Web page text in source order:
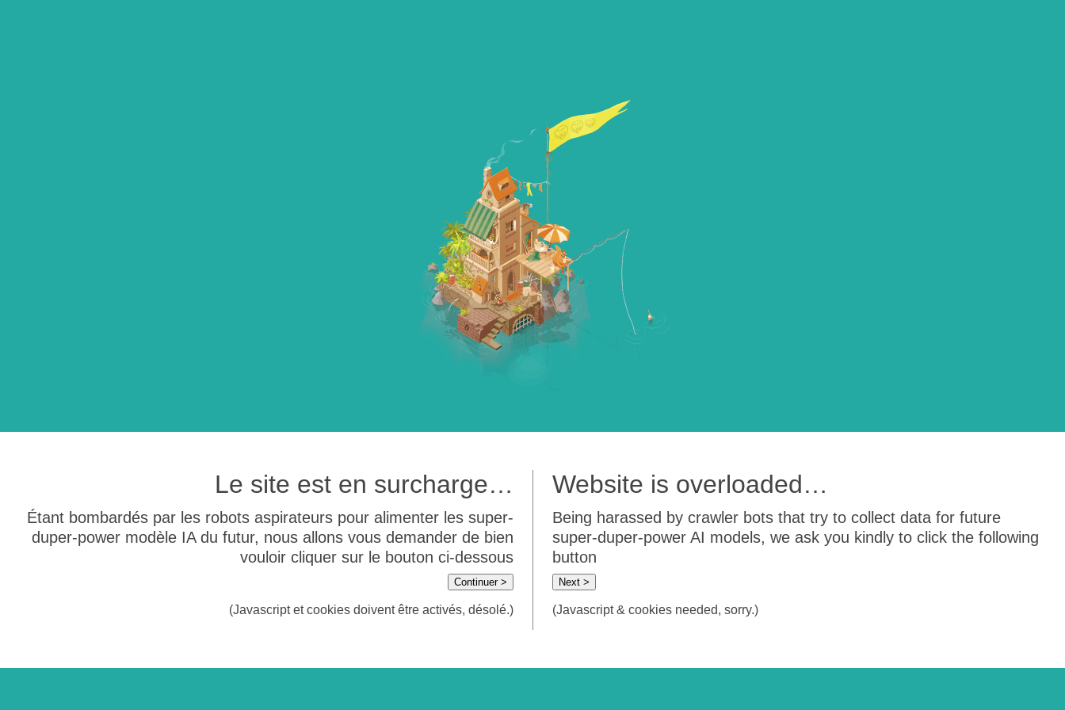
Le site est en surcharge…
Étant bombardés par les robots aspirateurs pour alimenter les super-
duper-power modèle IA du futur, nous allons vous demander de bien
vouloir cliquer sur le bouton ci-dessous
Continuer >
(Javascript et cookies doivent être activés, désolé.)
Website is overloaded…
Being harassed by crawler bots that try to collect data for future
super-duper-power AI models, we ask you kindly to click the following
button
Next >
(Javascript & cookies needed, sorry.)